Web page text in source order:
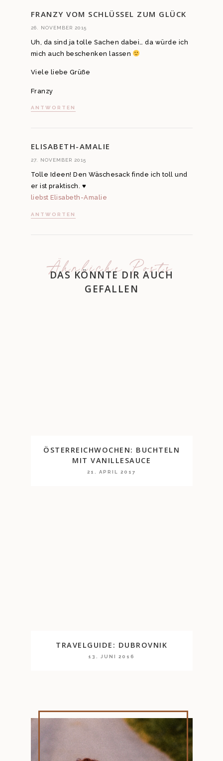
FRANZY VOM SCHLÜSSEL ZUM GLÜCK
26. NOVEMBER 2015
Uh, da sind ja tolle Sachen dabei… da würde ich
mich auch beschenken lassen
Viele liebe Grüße
Franzy
ANTWORTEN
ELISABETH-AMALIE
27. NOVEMBER 2015
Tolle Ideen! Den Wäschesack finde ich toll und
er ist praktisch. ♥
liebst Elisabeth-Amalie
ANTWORTEN
Ähnliche Posts
DAS KÖNNTE DIR AUCH
GEFALLEN
ÖSTERREICHWOCHEN: BUCHTELN
MIT VANILLESAUCE
21. APRIL 2017
TRAVELGUIDE: DUBROVNIK
13. JUNI 2016